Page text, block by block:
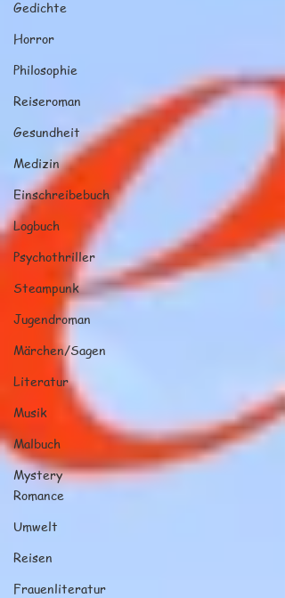
Gedichte
Horror
Philosophie
Reiseroman
Gesundheit
Medizin
Einschreibebuch
Logbuch
Psychothriller
Steampunk
Jugendroman
Märchen/Sagen
Literatur
Musik
Malbuch
Mystery
Romance
Umwelt
Reisen
Frauenliteratur